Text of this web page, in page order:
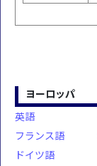
ヨーロッパ
英語
フランス語
ドイツ語